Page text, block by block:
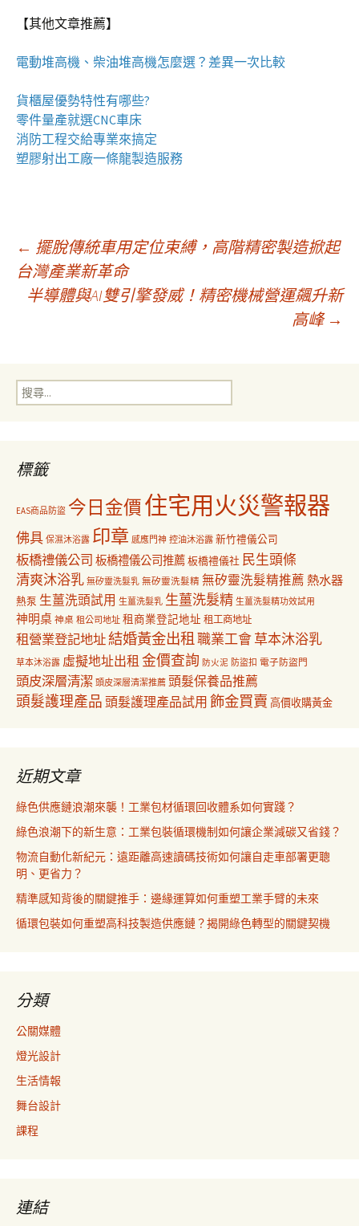
【其他文章推薦】
電動堆高機 、柴油堆高機怎麼選？差異一次比較
貨櫃屋優勢特性有哪些?
零件量產就選CNC車床
消防工程交給專業來搞定
塑膠射出工廠一條龍製造服務
文
章
覽
← 擺脫傳統車用定位束縛，高階精密製造掀起
台灣產業新革命
半導體與AI雙引擎發威！精密機械營運飆升新
高峰 →
搜
尋
標籤
EAS商品防盜 今日金價住宅用火災警報器
佛具 保濕沐浴露 印章 感應門神 控油沐浴露 新竹禮儀公司
板橋禮儀公司 板橋禮儀公司推薦板橋禮儀社 民生頭條
清爽沐浴乳 無矽靈洗髮乳 無矽靈洗髮精 無矽靈洗髮精推薦 熱水器
熱泵 生薑洗頭試用 生薑洗髮乳 生薑洗髮精 生薑洗髮精功效試用
神明桌 神桌 租公司地址 租商業登記地址 租工商地址
租營業登記地址結婚黃金出租職業工會草本沐浴乳
草本沐浴露 虛擬地址出租 金價查詢 防火泥 防盜扣 電子防盜門
頭皮深層清潔 頭皮深層清潔推薦 頭髮保養品推薦
頭髮護理產品 頭髮護理產品試用 飾金買賣 高價收購黃金
近期文章
綠色供應鏈浪潮來襲！工業包材循環回收體系如何實踐？
綠色浪潮下的新生意：工業包裝循環機制如何讓企業減碳又省錢？
物流自動化新紀元：遠距離高速讀碼技術如何讓自走車部署更聰
明、更省力？
精準感知背後的關鍵推手：邊緣運算如何重塑工業手臂的未來
循環包裝如何重塑高科技製造供應鏈？揭開綠色轉型的關鍵契機
分類
公關媒體
燈光設計
生活情報
舞台設計
課程
連結